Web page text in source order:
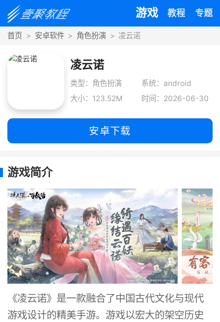
游戏 教程 专题
首页 安卓软件 角色扮演 凌云诺
凌云诺
类型：角色扮演
系统：android
大小：123.52M
时间：2026-06-30
安卓下载
游戏简介
《凌云诺》是一款融合了中国古代文化与现代
游戏设计的精美手游。游戏以宏大的架空历史